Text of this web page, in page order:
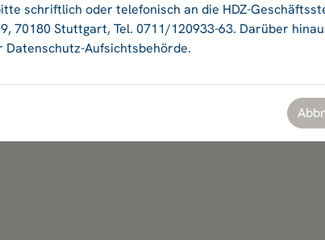
schriftlich oder telefonisch an die HDZ-
70180 Stuttgart, Tel. 0711/120933-63. Darüber
Aufsichtsbehörde.